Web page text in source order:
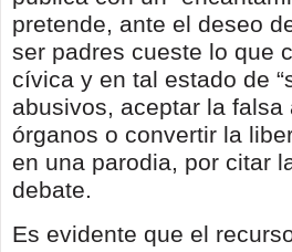
pretende, ante el deseo
ser padres cueste lo que
cívica y en tal estado de
abusivos, aceptar la
órganos o convertir la
en una parodia, por citar
debate.
Es evidente que el